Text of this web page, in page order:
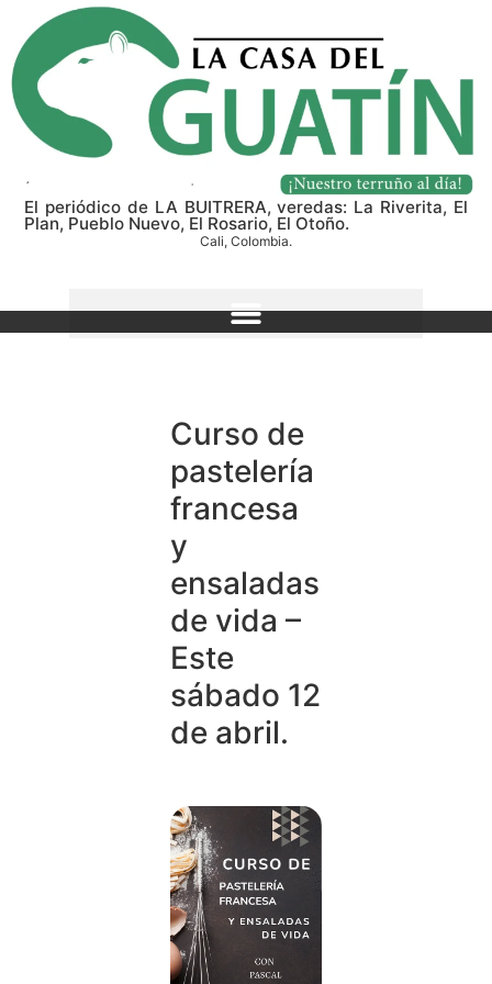
El periódico de LA BUITRERA, veredas: La Riverita, El
Plan, Pueblo Nuevo, El Rosario, El Otoño.
Cali, Colombia.
Curso de
pastelería
francesa
y
ensaladas
de vida –
Este
sábado 12
de abril.